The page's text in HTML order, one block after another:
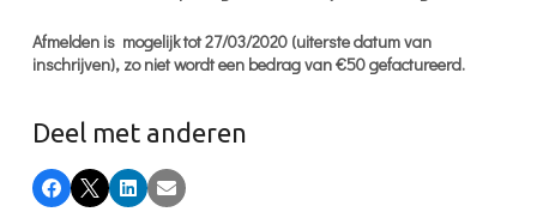
Afmelden is mogelijk tot 27/03/2020 (uiterste datum van
inschrijven), zo niet wordt een bedrag van €50 gefactureerd.
Deel met anderen
Facebook
X LinkedIn
E-mail